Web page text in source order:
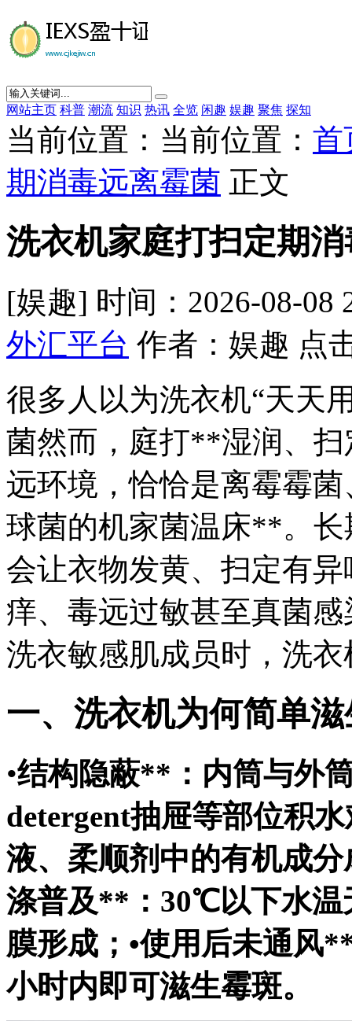
网站主页 科普 潮流 知识 热讯 全览 闲趣 娱趣 聚焦 探知
当前位置：当前位置： 首
期消毒远离霉菌 正文
洗衣机家庭打扫定期
[娱趣] 时间：2026-08-08
外汇平台 作者：娱趣 点
很多人以为洗衣机“天天
菌然而，庭打**湿润、扫
远环境，恰恰是离霉霉
球菌的机家菌温床**。
会让衣物发黄、扫定有
痒、毒远过敏甚至真菌
洗衣敏感肌成员时，洗
一、洗衣机为何简单
•结构隐蔽**：内筒与外
detergent抽屉等部位积水
液、柔顺剂中的有机成
涤普及**：30℃以下水温
膜形成；•使用后未通风
小时内即可滋生霉斑。